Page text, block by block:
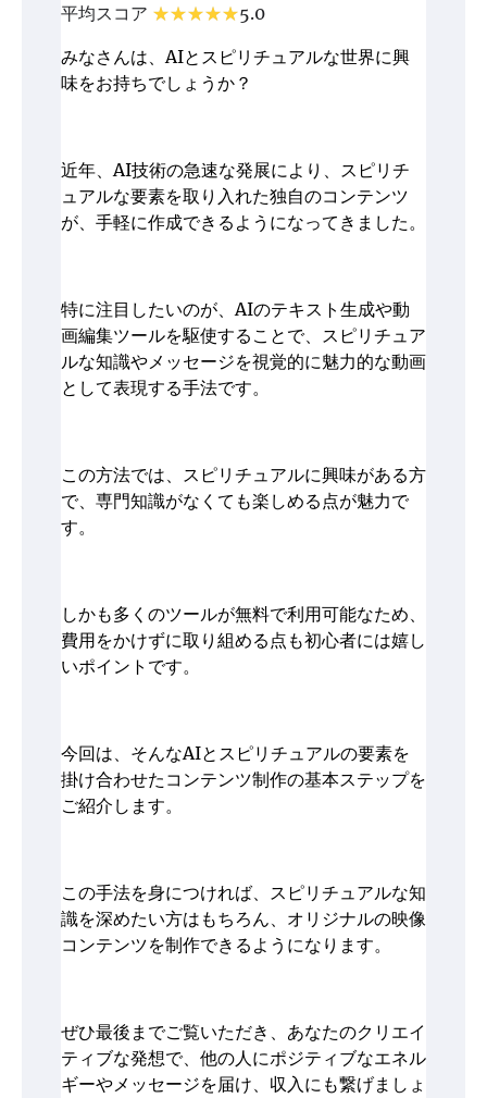
平均スコア
5.0
みなさんは、AIとスピリチュアルな世界に興
味をお持ちでしょうか？
近年、AI技術の急速な発展により、スピリチ
ュアルな要素を取り入れた独自のコンテンツ
が、手軽に作成できるようになってきました。
特に注目したいのが、AIのテキスト生成や動
画編集ツールを駆使することで、スピリチュア
ルな知識やメッセージを視覚的に魅力的な動画
として表現する手法です。
この方法では、スピリチュアルに興味がある方
で、専門知識がなくても楽しめる点が魅力で
す。
しかも多くのツールが無料で利用可能なため、
費用をかけずに取り組める点も初心者には嬉し
いポイントです。
今回は、そんなAIとスピリチュアルの要素を
掛け合わせたコンテンツ制作の基本ステップを
ご紹介します。
この手法を身につければ、スピリチュアルな知
識を深めたい方はもちろん、オリジナルの映像
コンテンツを制作できるようになります。
ぜひ最後までご覧いただき、あなたのクリエイ
ティブな発想で、他の人にポジティブなエネル
ギーやメッセージを届け、収入にも繋げましょ